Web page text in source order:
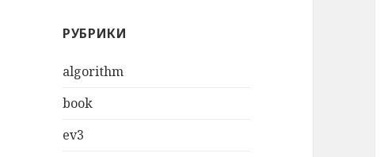
:РУБРИКИ
algorithm
book
ev3